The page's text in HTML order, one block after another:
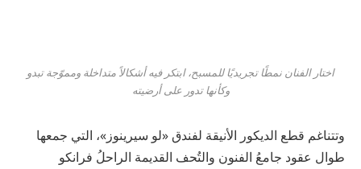
اختار الفنان نمطًا تجريديًا للمسبح، ابتكر فيه أشكالاً متداخلة ومموّجة تبدو
وكأنها تدور على أرضيته
وتتناغم قطع الديكور الأنيقة لفندق«لو سيرينوز »، التي جمعها
طوال عقود جامعُ الفنون والتُحف القديمة الراحلُ فرانكو